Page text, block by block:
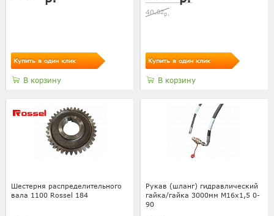
Купить в один клик
В корзину
40.82р.
Купить в один клик
В корзину
Шестерня распределительного
вала 1100 Rossel 184
Рукав (шланг) гидравлический
гайка/гайка 3000мм M16x1,5 0-
90